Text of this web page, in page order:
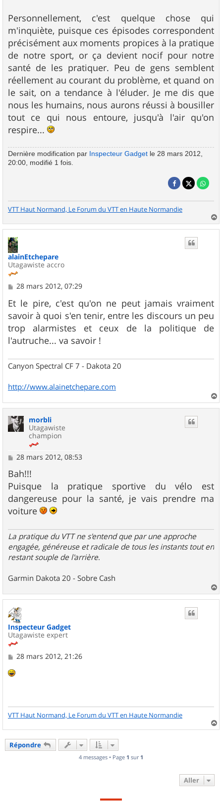
Personnellement, c'est quelque chose qui
m'inquiète, puisque ces épisodes correspondent
précisément aux moments propices à la pratique
de notre sport, or ça devient nocif pour notre
santé de les pratiquer. Peu de gens semblent
réellement au courant du problème, et quand on
le sait, on a tendance à l'éluder. Je me dis que
nous les humains, nous aurons réussi à bousiller
tout ce qui nous entoure, jusqu'à l'air qu'on
respire...
Dernière modification par Inspecteur Gadget le 28 mars 2012,
20:00, modifié 1 fois.
VTT Haut Normand, Le Forum du VTT en Haute Normandie
a
alainEtchepare
Utagawiste accro
M
s
s
a
g
e
28 mars 2012, 07:29
Et le pire, c'est qu'on ne peut jamais vraiment
savoir à quoi s'en tenir, entre les discours un peu
trop alarmistes et ceux de la politique de
l'autruche... va savoir !
Canyon Spectral CF 7 - Dakota 20
http://www.alainetchepare.com
a
morbli
Utagawiste
champion
M
s
s
a
g
e
28 mars 2012, 08:53
Bah!!!
Puisque la pratique sportive du vélo est
dangereuse pour la santé, je vais prendre ma
voiture
La pratique du VTT ne s'entend que par une approche
engagée, généreuse et radicale de tous les instants tout en
restant souple de l'arrière.
Garmin Dakota 20 - Sobre Cash
a
Inspecteur Gadget
Utagawiste expert
M
s
28 mars 2012, 21:26
VTT Haut Normand, Le Forum du VTT en Haute Normandie
a
Répondre
4 messages • Page 1 sur 1
Aller